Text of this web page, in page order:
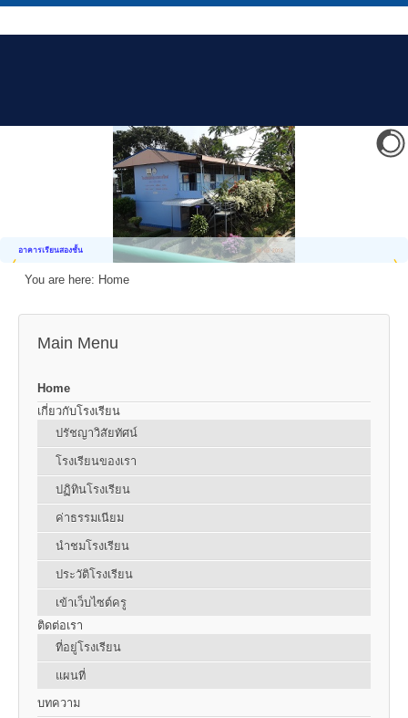
อาคารเรียนสองชั้น
You are here: Home
Main Menu
Home
เกี่ยวกับโรงเรียน
ปรัชญาวิสัยทัศน์
โรงเรียนของเรา
ปฏิทินโรงเรียน
ค่าธรรมเนียม
นำชมโรงเรียน
ประวัติโรงเรียน
เข้าเว็บไซต์ครู
ติดต่อเรา
ที่อยู่โรงเรียน
แผนที่
บทความ